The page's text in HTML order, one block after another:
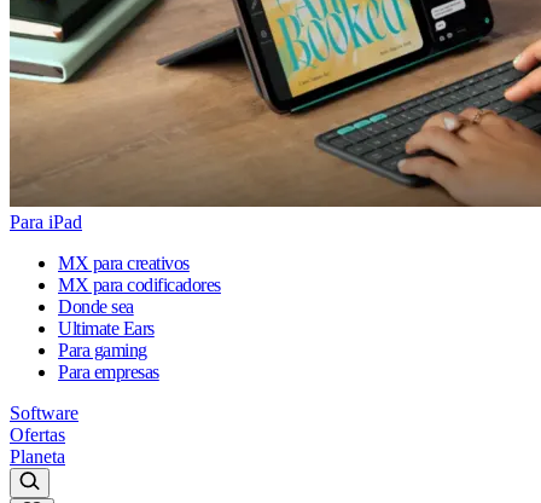
Para iPad
MX para creativos
MX para codificadores
Donde sea
Ultimate Ears
Para gaming
Para empresas
Software
Ofertas
Planeta